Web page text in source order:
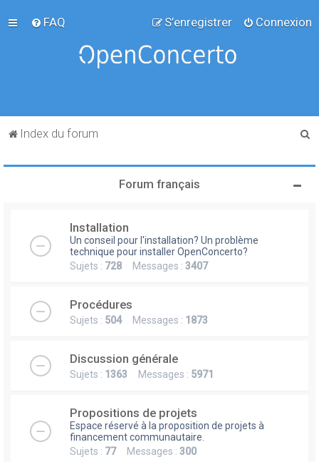
FAQ Connexion
S’enregistrer
Index du forum
Forum français
Installation
Un conseil pour l'installation? Un problème
technique pour installer OpenConcerto?
Sujets : 728 Messages : 3407
Procédures
Sujets : 504Messages : 1873
Discussion générale
Sujets : 1363 Messages : 5971
Propositions de projets
Espace réservé à la proposition de projets à
financement communautaire.
Sujets : 77Messages : 300